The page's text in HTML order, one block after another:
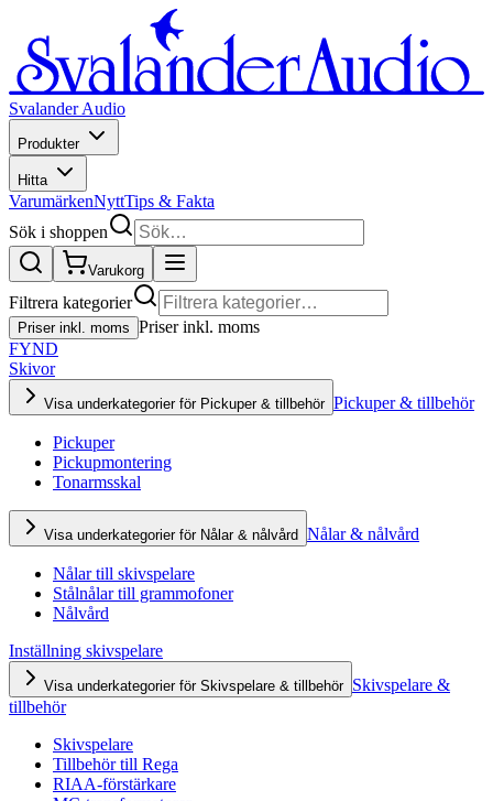
Svalander Audio
Produkter
Hitta
VarumärkenNyttTips & Fakta
Sök i shoppen
Varukorg
Filtrera kategorier
Priser inkl. moms Priser inkl. moms
FYND
Skivor
Visa underkategorier för Pickuper & tillbehör Pickuper & tillbehör
Pickuper
Pickupmontering
Tonarmsskal
Visa underkategorier för Nålar & nålvård Nålar & nålvård
Nålar till skivspelare
Stålnålar till grammofoner
Nålvård
Inställning skivspelare
Visa underkategorier för Skivspelare & tillbehör Skivspelare &
tillbehör
Skivspelare
Tillbehör till Rega
RIAA-förstärkare